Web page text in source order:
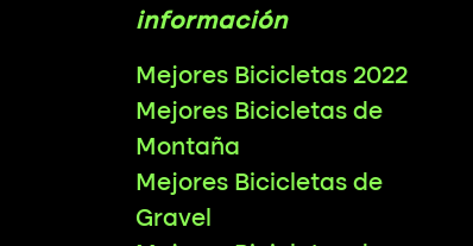
información
Mejores Bicicletas 2022
Mejores Bicicletas de
Montaña
Mejores Bicicletas de
Gravel